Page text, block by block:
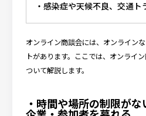
感染症や天候不良、交通ト
オンライン商談会には、オンライン
トがあります。ここでは、オンライ
ついて解説します。
・時間や場所の制限が